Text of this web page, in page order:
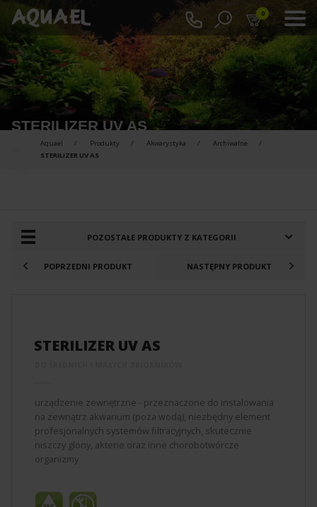
0
STERILIZER UV AS
Aquael Produkty Akwarystyka
Archiwalne
STERILIZER UV AS
PRODUKTY DO PORÓWNANIA :
POZOSTAŁE PRODUKTY Z KATEGORII
POPRZEDNI PRODUKT NASTĘPNY PRODUKT
STERILIZER UV AS
urządzenie zewnętrzne - przeznaczone do instalowania
na zewnątrz akwarium (poza wodą), niezbędny element
profesjonalnych systemów filtracyjnych, skutecznie
niszczy glony, akterie oraz inne chorobotwórcze
organizmy